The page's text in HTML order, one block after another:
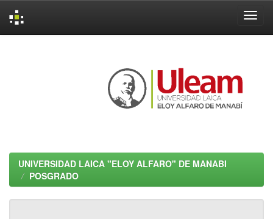
UNIVERSIDAD LAICA "ELOY ALFARO" DE MANABI
POSGRADO